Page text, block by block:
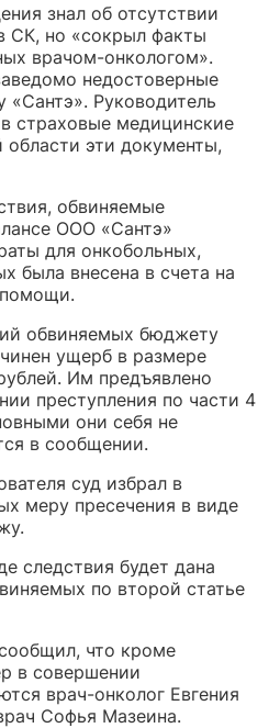
знал об отсутствии
СК, но «сокрыл факты
врачом-онкологом».
недостоверные
Руководитель
страховые медицинские
эти документы,
обвиняемые
ООО «Сантэ»
для онкобольных,
была внесена в счета на
обвиняемых бюджету
ущерб в размере
Им предъявлено
преступления по части 4
они себя не
в сообщении.
суд избрал в
меру пресечения в виде
следствия будет дана
по второй статье
что кроме
в совершении
врач-онколог Евгения
Софья Мазеина.